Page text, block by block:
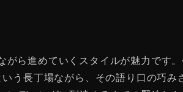
ら進めていくスタイルが魅力です。
う長丁場ながら、その語り口の巧み